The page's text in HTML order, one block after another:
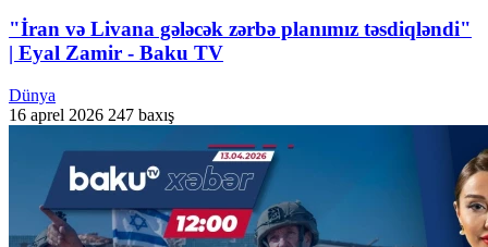
"İran və Livana gələcək zərbə planımız təsdiqləndi"
| Eyal Zamir - Baku TV
Dünya
16 aprel 2026 247 baxış